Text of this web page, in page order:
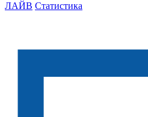
ЛАЙВ Статистика